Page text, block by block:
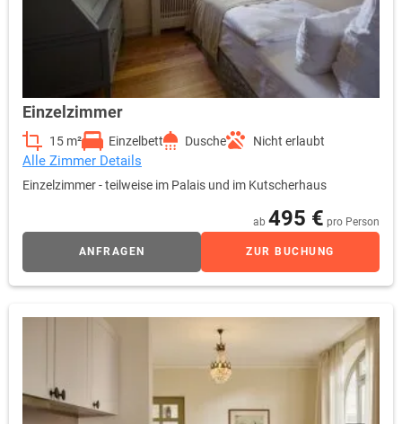
Einzelzimmer
15 m² Einzelbett Dusche Nicht erlaubt
Alle Zimmer Details
Einzelzimmer - teilweise im Palais und im Kutscherhaus
ab 495 € pro Person
ANFRAGEN ZUR BUCHUNG